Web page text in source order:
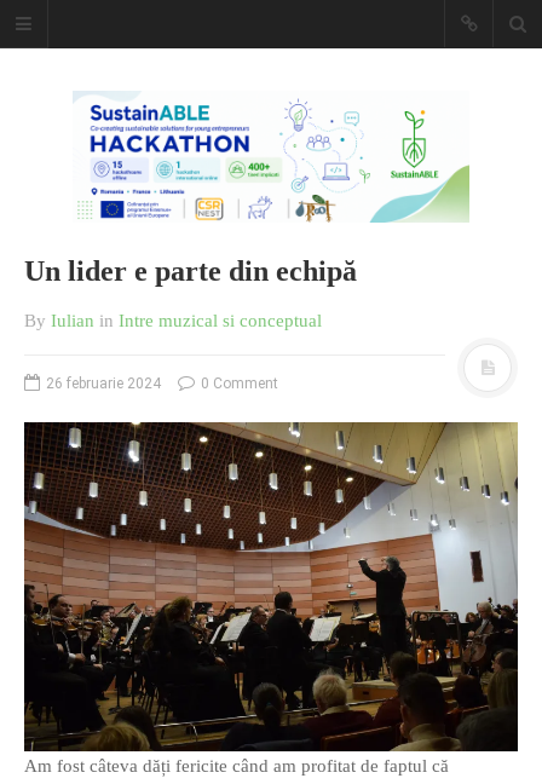
Caiet de
insemnari
DESCARCĂ!
O poveste in care sexul se
confunda cu dragostea,
cinismul cu idealismul si
poezia cu umorul.
Un lider e parte din echipă
By Iulian in Intre muzical si conceptual
26 februarie 2024 0 Comment
Am fost câteva dăți fericite când am profitat de faptul că